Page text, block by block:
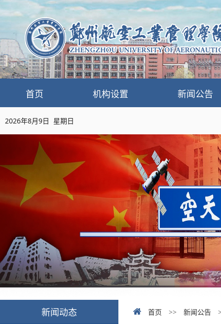
首页 机构设置 新闻公告
2026年8月9日 星期日
新闻动态 首页 >> 新闻公告